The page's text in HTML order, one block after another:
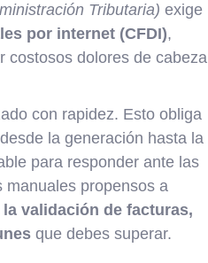
Tributaria) exige
por internet (CFDI),
costosos dolores de cabeza
con rapidez. Esto obliga
la generación hasta la
para responder ante las
manuales propensos a
validación de facturas,
que debes superar.